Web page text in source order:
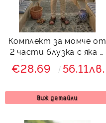
Комплект за момче от
2 части блузка с яка в
бяло и панталон в
бежово
€28.69 56.11лв.
Виж детайли